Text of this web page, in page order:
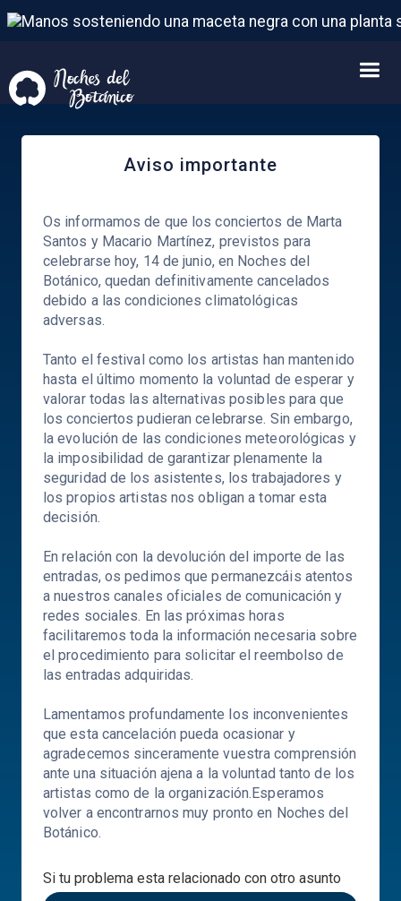
Aviso importante
Os informamos de que los conciertos de Marta
Santos y Macario Martínez, previstos para
celebrarse hoy, 14 de junio, en Noches del
Botánico, quedan definitivamente cancelados
debido a las condiciones climatológicas
adversas.
Tanto el festival como los artistas han mantenido
hasta el último momento la voluntad de esperar y
valorar todas las alternativas posibles para que
los conciertos pudieran celebrarse. Sin embargo,
la evolución de las condiciones meteorológicas y
la imposibilidad de garantizar plenamente la
seguridad de los asistentes, los trabajadores y
los propios artistas nos obligan a tomar esta
decisión.
En relación con la devolución del importe de las
entradas, os pedimos que permanezcáis atentos
a nuestros canales oficiales de comunicación y
redes sociales. En las próximas horas
facilitaremos toda la información necesaria sobre
el procedimiento para solicitar el reembolso de
las entradas adquiridas.
Lamentamos profundamente los inconvenientes
que esta cancelación pueda ocasionar y
agradecemos sinceramente vuestra comprensión
ante una situación ajena a la voluntad tanto de los
artistas como de la organización.Esperamos
volver a encontrarnos muy pronto en Noches del
Botánico.
Si tu problema esta relacionado con otro asunto